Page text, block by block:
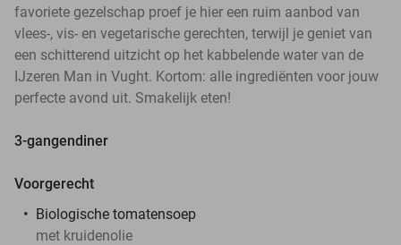
favoriete gezelschap proef je hier een ruim aanbod van
vlees-, vis- en vegetarische gerechten, terwijl je geniet van
een schitterend uitzicht op het kabbelende water van de
IJzeren Man in Vught. Kortom: alle ingrediënten voor jouw
perfecte avond uit. Smakelijk eten!
3-gangendiner
Voorgerecht
Biologische tomatensoep
met kruidenolie